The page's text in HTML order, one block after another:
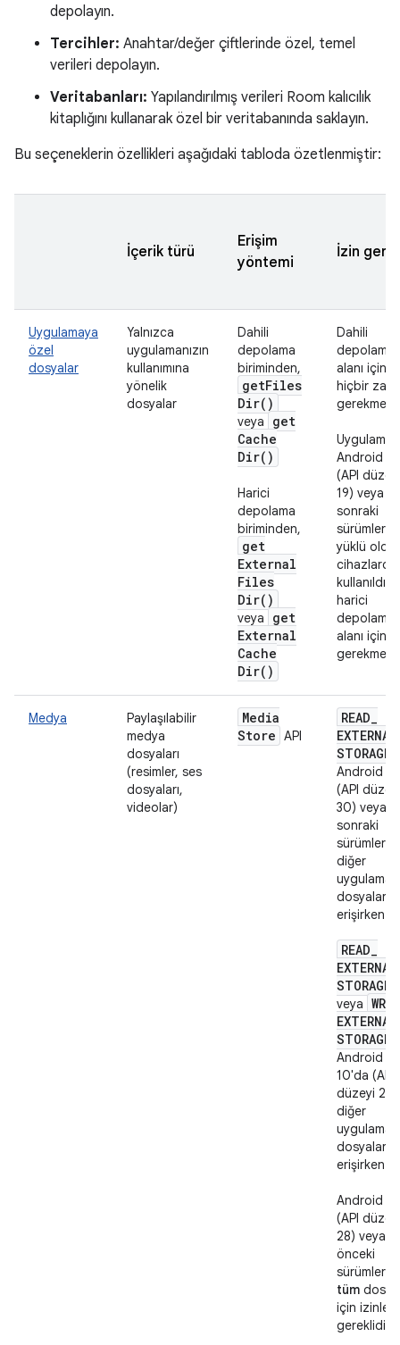
depolayın.
Tercihler: Anahtar/değer çiftlerinde özel, temel
verileri depolayın.
Veritabanları: Yapılandırılmış verileri Room kalıcılık
kitaplığını kullanarak özel bir veritabanında saklayın.
Bu seçeneklerin özellikleri aşağıdaki tabloda özetlenmiştir:
İçerik türü
Erişim
yöntemi
İzin
Uygulamaya
özel
dosyalar
Yalnızca
uygulamanızın
kullanımına
yönelik
dosyalar
Dahili
depolama
biriminden,
getFiles
Dir( )
veya
get
Cache
Dir( )
Harici
depolama
biriminden,
get
External
Files
Dir( )
veya
get
External
Cache
Dir( )
Dahili
depolama
alanı için
hiçbir
gerekmez.
Android
(API düzeyi
19) veya
sonraki
sürümlerin
yüklü
cihazlarda
harici
depolama
alanı için
gerekmez.
Medya
Paylaşılabilir
medya
dosyaları
(resimler, ses
dosyaları,
videolar)
Media
Store API
READ_
EXTERNAL
STORAGE
Android 11
(API düzeyi
30) veya
sonraki
sürümlerde
diğer
erişirken
READ_
EXTERNAL
STORAGE
veya
EXTERNAL
STORAGE
Android
10'da (API
düzeyi 29)
diğer
erişirken
Android
(API düzeyi
28) veya
önceki
tüm
için izinler
gereklidir.